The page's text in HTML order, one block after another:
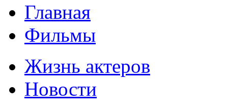
Главная
Фильмы
Жизнь актеров
Новости